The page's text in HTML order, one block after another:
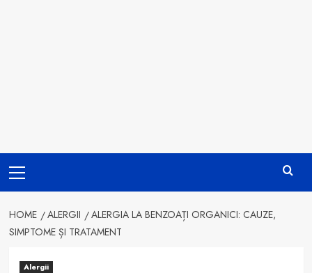
Menu
HOME ALERGII
ALERGIA LA BENZOAȚI ORGANICI: CAUZE,
SIMPTOME ȘI TRATAMENT
Alergii